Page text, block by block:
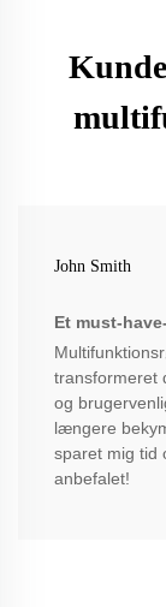
John Smith
Et must-
transformeret
og
længere
sparet mig tid
anbefalet!